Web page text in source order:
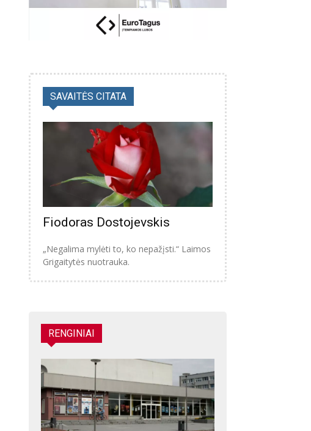
SAVAITĖS CITATA
Fiodoras Dostojevskis
„Negalima mylėti to, ko nepažįsti.“ Laimos
Grigaitytės nuotrauka.
RENGINIAI